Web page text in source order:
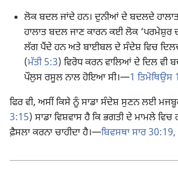
ਲੋਕ ਬਦਲ ਜਾਂਦੇ ਹਨ। ਦੁਨੀਆਂ ਦੇ ਬਦਲਦੇ
ਹਾਲਾਤ ਬਦਲ ਜਾਣ ਕਾਰਨ ਕਈ ਲੋਕ
ਲੱਗ ਪੈਂਦੇ ਹਨ ਅਤੇ ਬਾਈਬਲ ਦੇ ਸੰਦੇਸ਼ ਵਿਚ
(ਮੱਤੀ 5:3) ਵਿਰੋਧ ਕਰਨ ਵਾਲਿਆਂ ਦੇ ਦਿਲ ਵੀ
ਪੌਲੁਸ ਰਸੂਲ ਨਾਲ ਹੋਇਆ ਸੀ।​—1 ਤਿਮੋਥਿਉਸ
ਫਿਰ ਵੀ, ਅਸੀਂ ਕਿਸੇ ਨੂੰ ਸਾਡਾ ਸੰਦੇਸ਼ ਸੁਣਨ ਲਈ
3:15) ਸਾਡਾ ਵਿਸ਼ਵਾਸ ਹੈ ਕਿ ਭਗਤੀ ਦੇ ਮਾਮਲੇ
ਫ਼ੈਸਲਾ ਕਰਨਾ ਚਾਹੀਦਾ ਹੈ।—ਬਿਵਸਥਾ ਸਾਰ